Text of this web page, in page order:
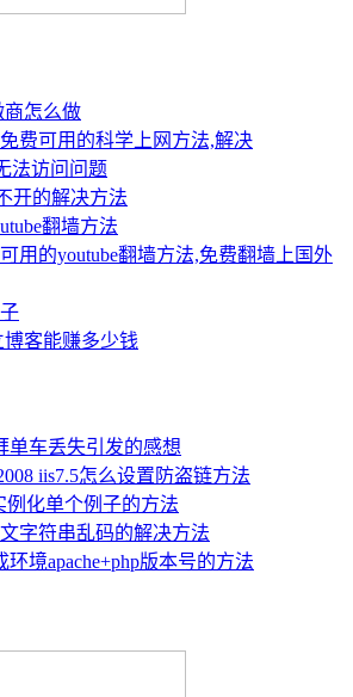
商怎么做
费可用的科学上网方法,解决
法访问问题
开的解决方法
翻墙方法
用的youtube翻墙方法,免费翻墙上国外
博客能赚多少钱
单车丢失引发的感想
iis7.5怎么设置防盗链方法
例化单个例子的方法
字符串乱码的解决方法
境apache+php版本号的方法